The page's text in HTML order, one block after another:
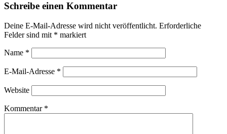
Schreibe einen Kommentar
Deine E-Mail-Adresse wird nicht veröffentlicht. Erforderliche
Felder sind mit * markiert
Name *
E-Mail-Adresse *
Website
Kommentar *